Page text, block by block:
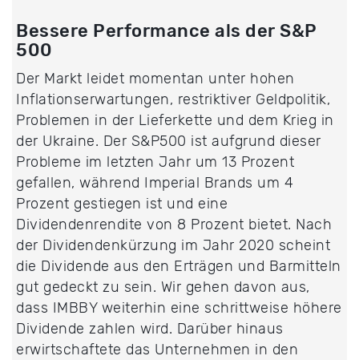
Bessere Performance als der S&P
500
Der Markt leidet momentan unter hohen
Inflationserwartungen, restriktiver Geldpolitik,
Problemen in der Lieferkette und dem Krieg in
der Ukraine. Der S&P500 ist aufgrund dieser
Probleme im letzten Jahr um 13 Prozent
gefallen, während Imperial Brands um 4
Prozent gestiegen ist und eine
Dividendenrendite von 8 Prozent bietet. Nach
der Dividendenkürzung im Jahr 2020 scheint
die Dividende aus den Erträgen und Barmitteln
gut gedeckt zu sein. Wir gehen davon aus,
dass IMBBY weiterhin eine schrittweise höhere
Dividende zahlen wird. Darüber hinaus
erwirtschaftete das Unternehmen in den